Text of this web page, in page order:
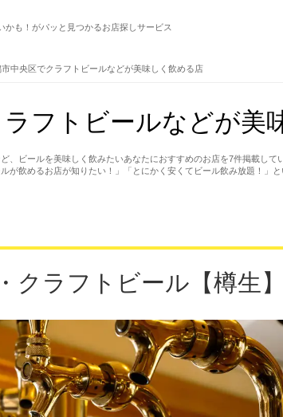
かも！がパッと見つかるお店探しサービス
市中央区でクラフトビールなどが美味しく飲める店
フトビールなどが美
、ビールを美味しく飲みたいあなたにおすすめのお店を7件掲載し
が飲めるお店が知りたい！」「とにかく安くてビール飲み放題！」
クラフトビール【樽生】